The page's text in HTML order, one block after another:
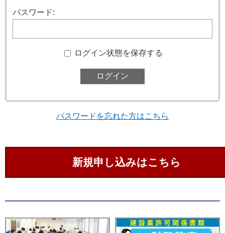
パスワード:
ログイン状態を保存する
パスワードを忘れた方はこちら
新規申し込みはこちら